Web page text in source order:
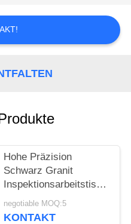
Hohe Präzision
Schwarz Granit
Inspektionsarbeitstisch
00 Klasse
negotiable MOQ:5
KONTAKT